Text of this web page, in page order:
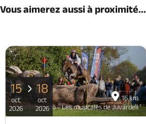
Vous aimerez aussi à proximité...
16 km
Concertissimo - Les musicales de Juvardeil
15
oct
2026
18
oct
2026